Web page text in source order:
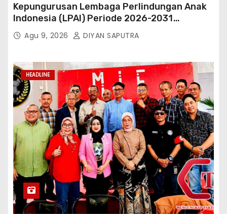
Kepungurusan Lembaga Perlindungan Anak
Indonesia (LPAI) Periode 2026-2031
Terbentuk, Wakil Kordinator Nasional Tim
Reaksi Cepat Perlindungan Perempuan Anak
Mengapresiasi Dan Beri Selamat
Agu 9, 2026 DIYAN SAPUTRA
HEADLINE